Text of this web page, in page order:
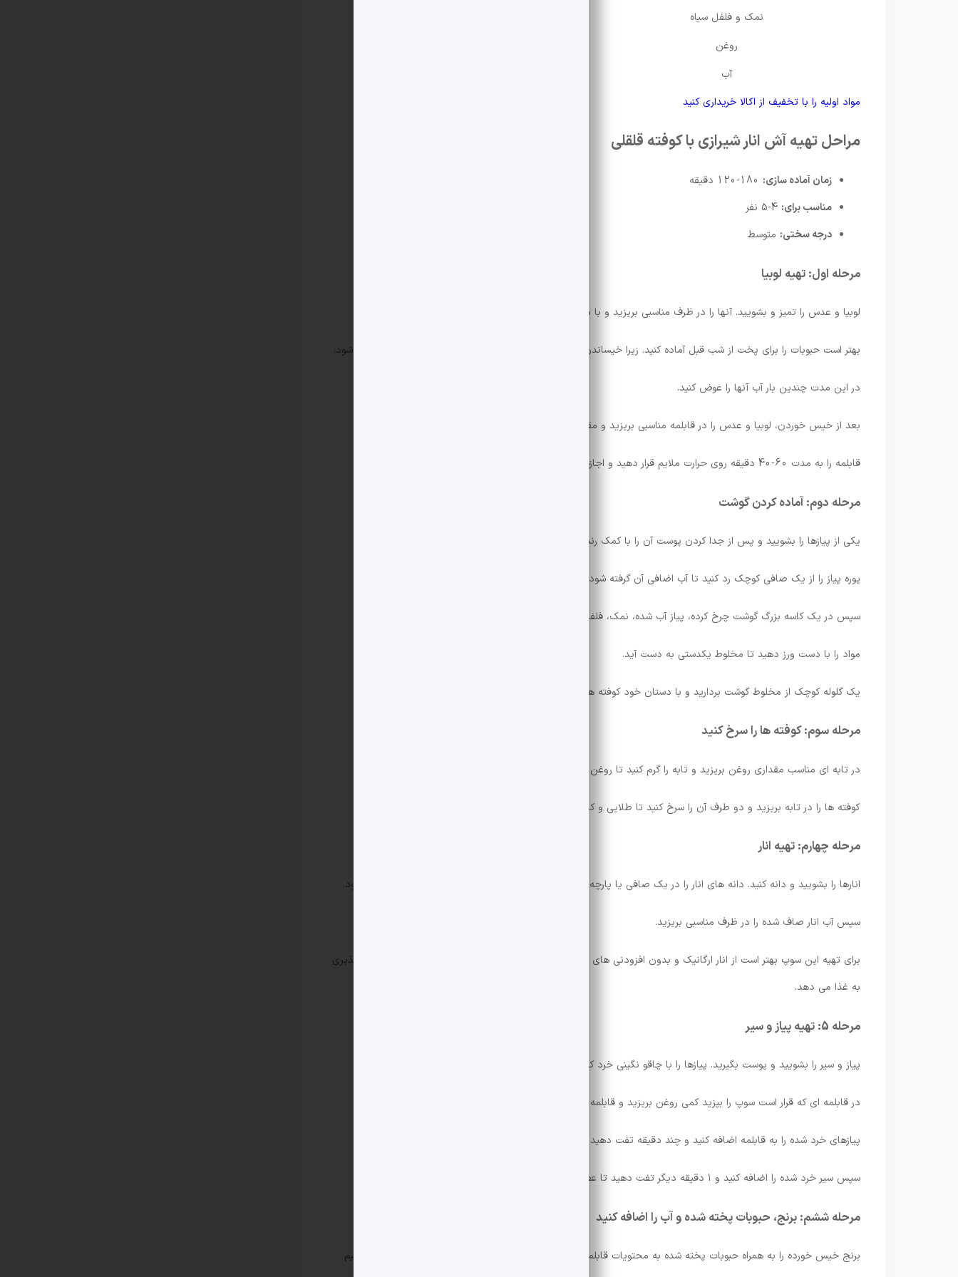
نمک و فلفل سیاه
روغن
آب
مواد اولیه را با تخفیف از اکالا خریداری کنید
مراحل تهیه آش انار شیرازی با کوفته قلقلی
زمان آماده سازی:
مناسب برای:
درجه سختی: متوسط
مرحله اول: تهیه لوبیا
لوبیا و عدس را تمیز و بشویید. آنها را در ظرف مناسبی بریزید و با مقداری آب خیس کنید.
بهتر است حبوبات را برای پخت از شب قبل آماده کنید. زیرا خیساندن حبوبات باعث نرم شدن آن ها و کاهش زمان پخت می شود.
در این مدت چندین بار آب آنها را عوض کنید.
بعد از خیس خوردن، لوبیا و عدس را در قابلمه مناسبی بریزید و مقداری آب اضافه کنید.
قابلمه را به مدت 60-40 دقیقه روی حرارت ملایم قرار دهید و اجازه دهید حبوبات به آرامی بپزند تا کاملا نرم شوند.
مرحله دوم: آماده کردن گوشت
یکی از پیازها را بشویید و پس از جدا کردن پوست آن را با کمک رنده ریز رنده کنید.
پوره پیاز را از یک صافی کوچک رد کنید تا آب اضافی آن گرفته شود.
سپس در یک کاسه بزرگ گوشت چرخ کرده، پیاز آب شده، نمک، فلفل سیاه و زردچوبه را خوب با هم مخلوط کنید.
مواد را با دست ورز دهید تا مخلوط یکدستی به دست آید.
یک گلوله کوچک از مخلوط گوشت بردارید و با دستان خود کوفته های گرد کوچکی درست کنید.
مرحله سوم: کوفته ها را سرخ کنید
در تابه ای مناسب مقداری روغن بریزید و تابه را گرم کنید تا روغن خوب داغ شود.
کوفته ها را در تابه بریزید و دو طرف آن را سرخ کنید تا طلایی و کاملا بپزند.
مرحله چهارم: تهیه انار
انارها را بشویید و دانه کنید. دانه های انار را در یک صافی یا پارچه نخی بریزید و با دست فشار دهید تا آب دانه ها گرفته شود.
سپس آب انار صاف شده را در ظرف مناسبی بریزید.
برای تهیه این سوپ بهتر است از انار ارگانیک و بدون افزودنی های شیمیایی استفاده کنید. انارهای خوشمزه طعم طبیعی و دلپذیری
به غذا می دهد.
مرحله 5: تهیه پیاز و سیر
پیاز و سیر را بشویید و پوست بگیرید. پیازها را با چاقو نگینی خرد کنید.
در قابلمه ای که قرار است سوپ را بپزید کمی روغن بریزید و قابلمه را روی حرارت قرار دهید.
پیازهای خرد شده را به قابلمه اضافه کنید و چند دقیقه تفت دهید تا پیازها روشن و طلایی شوند.
سپس سیر خرد شده را اضافه کنید و ۱ دقیقه دیگر تفت دهید تا عطر سیر گرفته شود.
مرحله ششم: برنج، حبوبات پخته شده و آب را اضافه کنید
برنج خیس خورده را به همراه حبوبات پخته شده به محتویات قابلمه اضافه کنید. برای پخت سریعتر سوپ می توانید از برنج نیم